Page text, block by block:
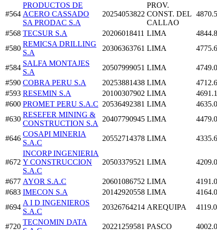
#564
PRODUCTOS DE
ACERO CASSADO
SA PRODAC S.A
20254053822
PROV.
CONST. DEL
CALLAO
#568 TECSUR S.A 20206018411 LIMA
#580
REMICSA DRILLING
S.A
20306363761 LIMA
#584
SALFA MONTAJES
S.A
20507999051 LIMA
#590 COBRA PERU S.A 20253881438 LIMA
#593 RESEMIN S.A 20100307902 LIMA
#600 PROMET PERU S.A.C 20536492381 LIMA
#630
RESEFER MINING &
CONSTRUCTION S.A
20407790945 LIMA
#646
COSAPI MINERIA
S.A.C
20552714378 LIMA
#672
INCORP INGENIERIA
Y CONSTRUCCION
S.A.C
20503379521 LIMA
#677 AYOR S.A.C 20601086752 LIMA
#683 IMECON S.A 20142920558 LIMA
#694
A I D INGENIEROS
S.A.C
20326764214 AREQUIPA
#720
TECNOMIN DATA
20221259581 PASCO